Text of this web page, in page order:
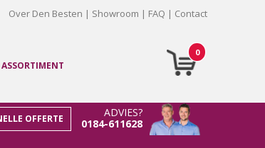
Over Den Besten Showroom FAQ Contact
0
ASSORTIMENT
ADVIES?
0184-611628
OFFERTE